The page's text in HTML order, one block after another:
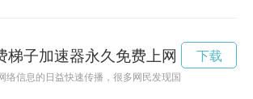
梯子加速器永久免费上网
络信息的日益快速传播，很多网民发现国外梯子加速器
下载